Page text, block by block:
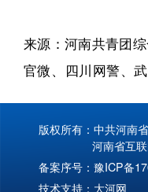
来源：河南共青团
官微、四川网警、
版权所有：中共河南
河南省互联网
备案序号： 豫ICP备
技术支持： 大河网